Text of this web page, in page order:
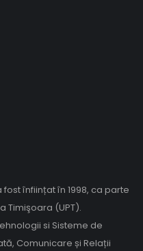
fost înființat în 1998, ca parte
Timişoara (UPT).
si Sisteme de
Comunicare și Relații